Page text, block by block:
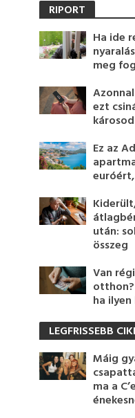
RIPORT
Ha ide
meg
ezt
Ez az
után:
összeg
Van
ha
LEGFRISSEBB
Máig
ma a